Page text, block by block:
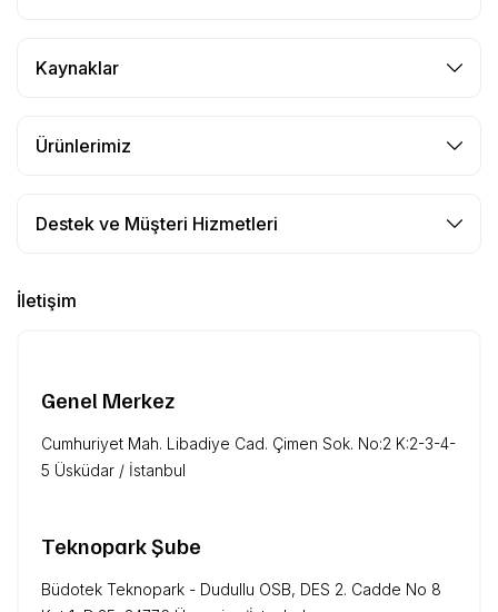
Kaynaklar
Ürünlerimiz
Destek ve Müşteri Hizmetleri
İletişim
Genel Merkez
Cumhuriyet Mah. Libadiye Cad. Çimen Sok. No:2 K:2-3-4-
5 Üsküdar / İstanbul
Teknopark Şube
Büdotek Teknopark - Dudullu OSB, DES 2. Cadde No 8